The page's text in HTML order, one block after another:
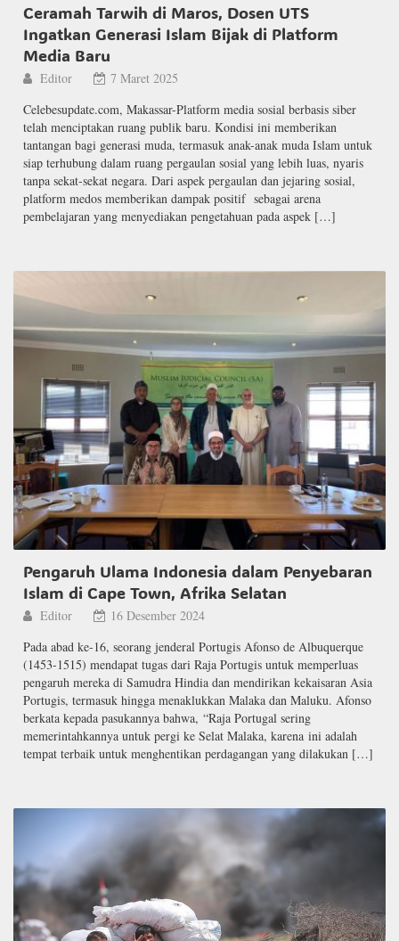
Ceramah Tarwih di Maros, Dosen UTS
Ingatkan Generasi Islam Bijak di Platform
Media Baru
Editor
7 Maret 2025
Celebesupdate.com, Makassar-Platform media sosial berbasis siber
telah menciptakan ruang publik baru. Kondisi ini memberikan
tantangan bagi generasi muda, termasuk anak-anak muda Islam untuk
siap terhubung dalam ruang pergaulan sosial yang lebih luas, nyaris
tanpa sekat-sekat negara. Dari aspek pergaulan dan jejaring sosial,
platform medos memberikan dampak positif sebagai arena
pembelajaran yang menyediakan pengetahuan pada aspek […]
Pengaruh Ulama Indonesia dalam Penyebaran
Islam di Cape Town, Afrika Selatan
Editor
16 Desember 2024
Pada abad ke-16, seorang jenderal Portugis Afonso de Albuquerque
(1453-1515) mendapat tugas dari Raja Portugis untuk memperluas
pengaruh mereka di Samudra Hindia dan mendirikan kekaisaran Asia
Portugis, termasuk hingga menaklukkan Malaka dan Maluku. Afonso
berkata kepada pasukannya bahwa, “Raja Portugal sering
memerintahkannya untuk pergi ke Selat Malaka, karena ini adalah
tempat terbaik untuk menghentikan perdagangan yang dilakukan […]